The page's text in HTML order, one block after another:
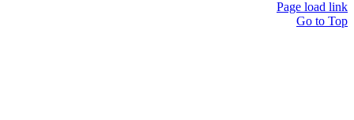
Page load link
Go to Top